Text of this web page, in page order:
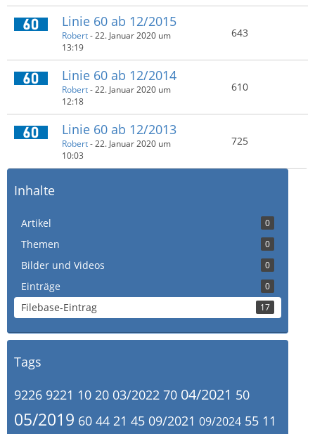
Linie 60 ab 12/2015
Robert-22. Januar 2020 um
13:19
643
Linie 60 ab 12/2014
Robert-22. Januar 2020 um
12:18
610
Linie 60 ab 12/2013
Robert-22. Januar 2020 um
10:03
725
Inhalte
Artikel 0
Themen 0
Bilder und Videos 0
Einträge 0
Filebase-Eintrag 17
Tags
9226 9221 10 20 03/2022 70 04/2021 50
05/2019 60 44 21 45 09/2021 09/2024 55 11